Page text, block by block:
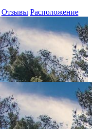
Отзывы Расположение